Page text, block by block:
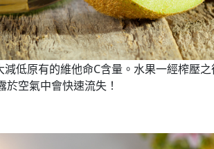
低原有的維他命C含量。水果一經榨壓
空氣中會快速流失！